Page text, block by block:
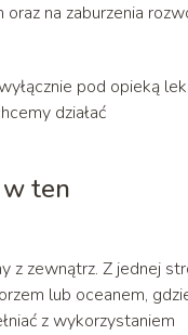
na zaburzenia
pod opieką
działać
w ten
z zewnątrz. Z jednej
lub oceanem,
z wykorzystaniem